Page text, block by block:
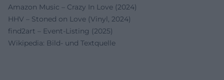
Amazon Music – Crazy In Love (2024)
HHV – Stoned on Love (Vinyl, 2024)
find2art – Event-Listing (2025)
Wikipedia: Bild- und Textquelle